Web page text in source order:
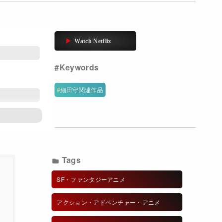
細田守関連作品
Tags
SF・ファンタジーアニメ
アクション・アドベンチャー・アニメ